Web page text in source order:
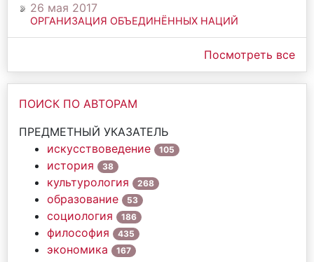
26 мая 2017
ОРГАНИЗАЦИЯ ОБЪЕДИНЁННЫХ НАЦИЙ
Посмотреть все
ПОИСК ПО АВТОРАМ
ПРЕДМЕТНЫЙ УКАЗАТЕЛЬ
искусствоведение
105
история 38
культурология 268
образование 53
социология 186
философия 435
экономика 167